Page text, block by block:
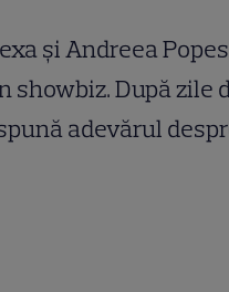
și Andreea
showbiz. După zile
adevărul